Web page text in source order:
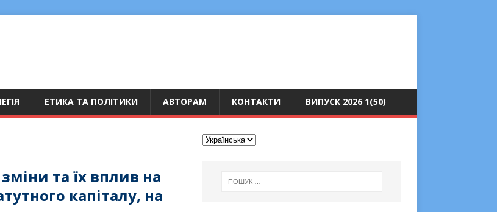
ЕТИКА ТА ПОЛІТИКИ АВТОРАМ КОНТАКТИ ВИПУСК 2026 1(50)
та їх вплив на
капіталу, на